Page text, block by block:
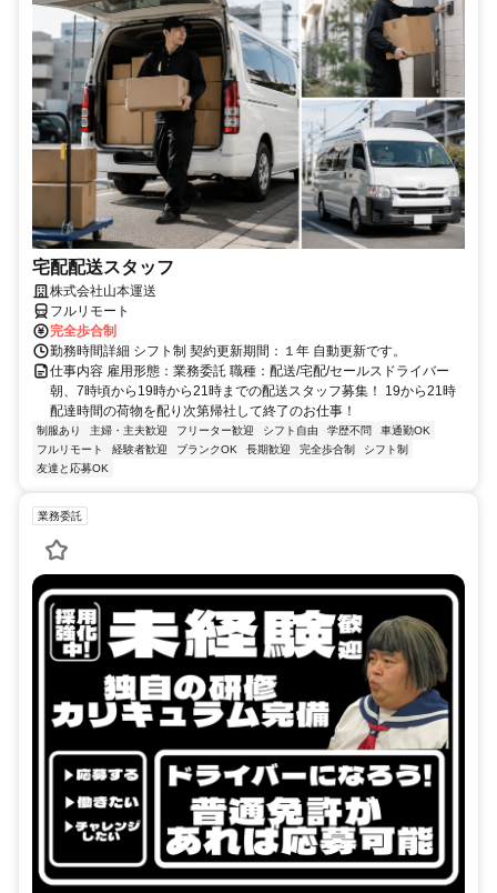
宅配配送スタッフ
株式会社山本運送
フルリモート
完全歩合制
勤務時間詳細 シフト制 契約更新期間：１年 自動更新です。
仕事内容 雇用形態：業務委託 職種：配送/宅配/セールスドライバー
朝、7時頃から19時から21時までの配送スタッフ募集！ 19から21時
配達時間の荷物を配り次第帰社して終了のお仕事！
制服あり 主婦・主夫歓迎 フリーター歓迎 シフト自由 学歴不問
車通勤OK
フルリモート
経験者歓迎 ブランクOK 長期歓迎 完全歩合制
シフト制
友達と応募OK
業務委託